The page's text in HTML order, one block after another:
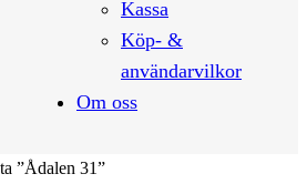
Kassa
Köp- &
användarvilkor
Om oss
”Ådalen 31”